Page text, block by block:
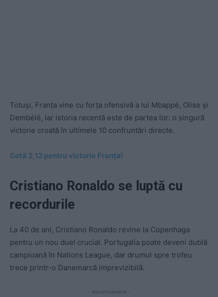
Totuși, Franța vine cu forța ofensivă a lui Mbappé, Olise și
Dembélé, iar istoria recentă este de partea lor: o singură
victorie croată în ultimele 10 confruntări directe.
Cotă 2,12 pentru victorie Franța!
Cristiano Ronaldo se luptă cu
recordurile
La 40 de ani, Cristiano Ronaldo revine la Copenhaga
pentru un nou duel crucial. Portugalia poate deveni dublă
campioană în Nations League, dar drumul spre trofeu
trece printr-o Danemarcă imprevizibilă.
- Advertisement -